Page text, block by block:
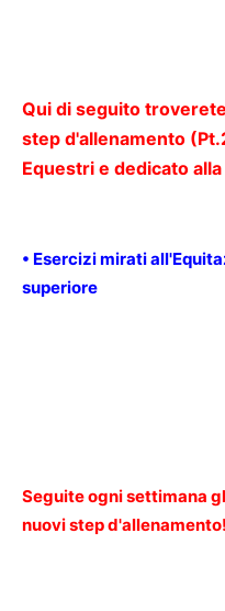
Qui di seguito
step d'allenamento
Equestri e dedicato
• Esercizi mirati
superiore
Seguite ogni settimana
nuovi step d'allenamento!